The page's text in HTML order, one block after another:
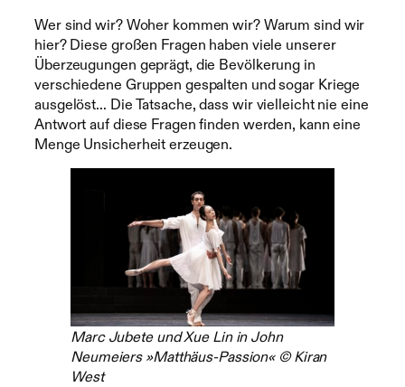
Wer sind wir? Woher kommen wir? Warum sind wir
hier? Diese großen Fragen haben viele unserer
Überzeugungen geprägt, die Bevölkerung in
verschiedene Gruppen gespalten und sogar Kriege
ausgelöst… Die Tatsache, dass wir vielleicht nie eine
Antwort auf diese Fragen finden werden, kann eine
Menge Unsicherheit erzeugen.
Marc Jubete und Xue Lin in John
Neumeiers »Matthäus-Passion« © Kiran
West